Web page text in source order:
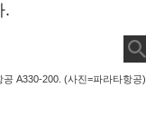
.
공 A330-200. (사진=파라타항공)